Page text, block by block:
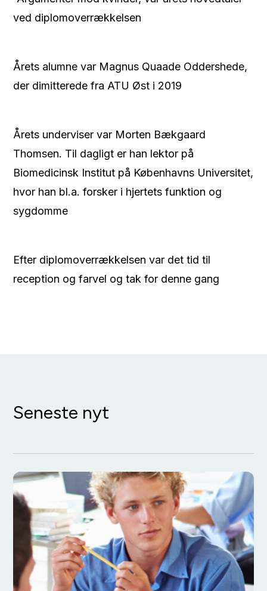
ved diplomoverrækkelsen
Årets alumne var Magnus Quaade Oddershede,
der dimitterede fra ATU Øst i 2019
Årets underviser var Morten Bækgaard
Thomsen. Til dagligt er han lektor på
Biomedicinsk Institut på Københavns Universitet,
hvor han bl.a. forsker i hjertets funktion og
sygdomme
Efter diplomoverrækkelsen var det tid til
reception og farvel og tak for denne gang
Seneste nyt